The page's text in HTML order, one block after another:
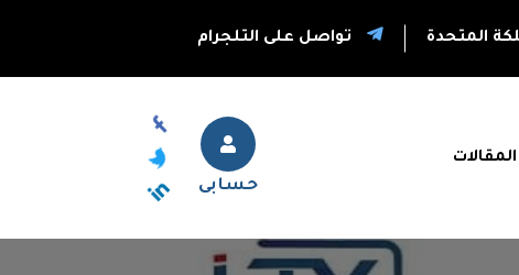
المتحدة تواصل على التلجرام
المقالات
حسابى